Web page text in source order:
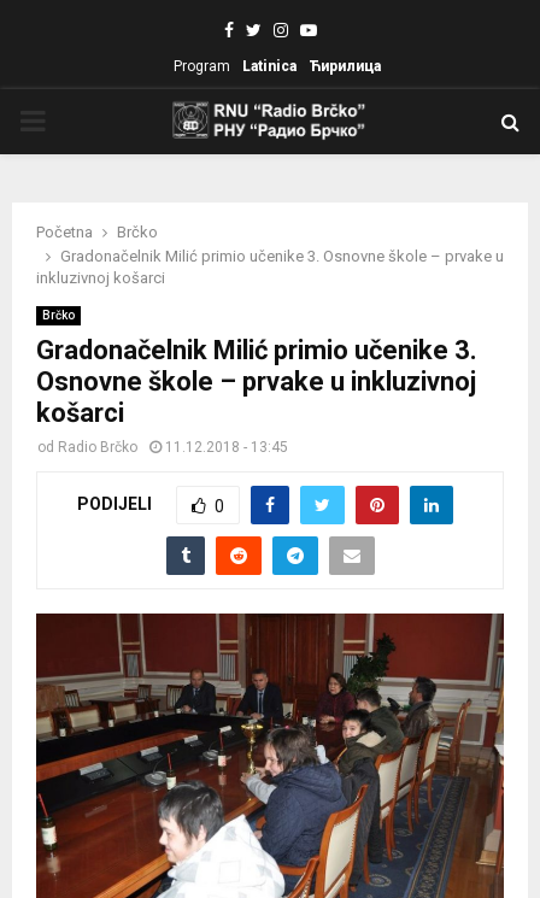
Facebook
TwitterInstagram
Youtube
Program Latinica Ћирилица
Početna
Brčko
Gradonačelnik Milić primio učenike 3. Osnovne škole – prvake u
inkluzivnoj košarci
Brčko
Gradonačelnik Milić primio učenike 3.
Osnovne škole – prvake u inkluzivnoj
košarci
od Radio Brčko 11.12.2018 - 13:45
PODIJELI 0